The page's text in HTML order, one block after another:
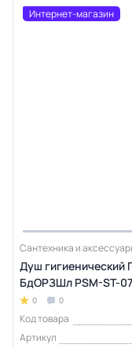
Интернет-магазин
Сантехника и
Душ
БдОРЗШл PSM-ST-
0 0
Код товара
Артикул